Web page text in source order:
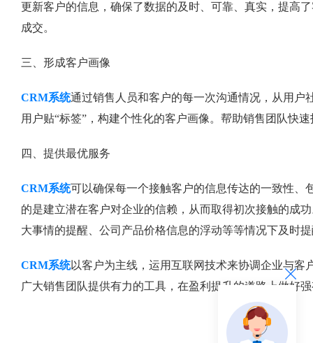
更新客户的信息，确保了数据的及时、可靠、真实，提高
成交。
三、形成客户画像
CRM系统通过销售人员和客户的每一次沟通情况，从用户
用户贴“标签”，构建个性化的客户画像。帮助销售团队快
四、提供最优服务
CRM系统可以确保每一个接触客户的信息传达的一致性、
的是建立潜在客户对企业的信赖，从而取得初次接触的成
大事情的提醒、公司产品价格信息的浮动等等情况下及时
CRM系统以客户为主线，运用互联网技术来协调企业与客
广大销售团队提供有力的工具，在盈利提升的道路上做好